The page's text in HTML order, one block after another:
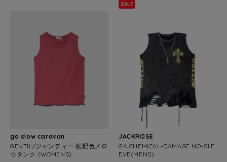
go slow caravan
GENTIL/ジャンティー 裾配色メロ
ウタンク (WOMENS)
SALE
JACKROSE
GA CHEMICAL-DAMAGE NO-SLE
EVE(MENS)